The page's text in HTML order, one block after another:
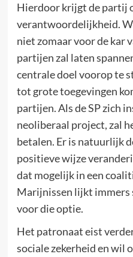
Hierdoor krijgt de partij
verantwoordelijkheid.
niet zomaar voor de kar
partijen zal laten
centrale doel voorop te
tot grote toegevingen
partijen. Als de SP zich
neoliberaal project, zal
betalen. Er is natuurlijk
positieve wijze
dat mogelijk in een
Marijnissen lijkt immers
voor die optie.
Het patronaat eist
sociale zekerheid en wil